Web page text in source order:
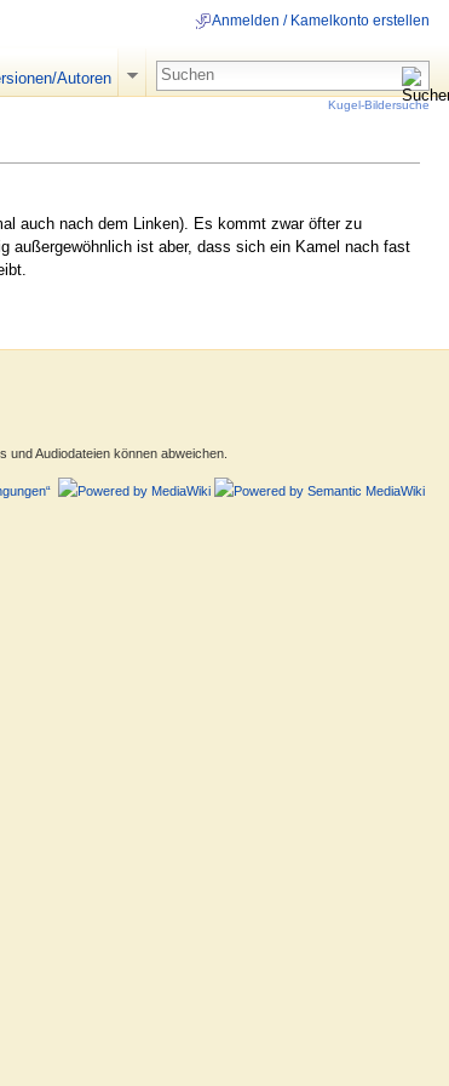
auch nach dem Linken). Es kommt zwar öfter zu
außergewöhnlich ist aber, dass sich ein Kamel nach fast
Anmelden / Kamelkonto erstellen
Autoren
Kugel-Bildersuche
Audiodateien können abweichen.